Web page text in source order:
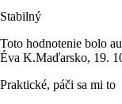
Stabilný
Toto hodnotenie bolo
Éva K.Maďarsko, 19.
Praktické, páči sa mi to